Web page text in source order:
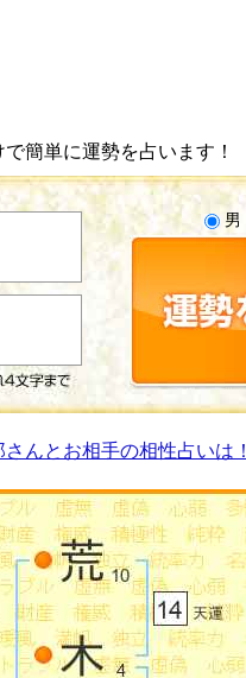
簡単に運勢を占います！
男
んとお相手の相性占いは！